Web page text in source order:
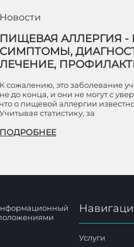
Новости
ПИЩЕВАЯ АЛЛЕРГИЯ
СИМПТОМЫ,
ЛЕЧЕНИЕ,
К сожалению, это заболевание
не до конца, и они не могут с
что о пищевой аллергии
Учитывая статистику, за
ПОДРОБНЕЕ
Услуги